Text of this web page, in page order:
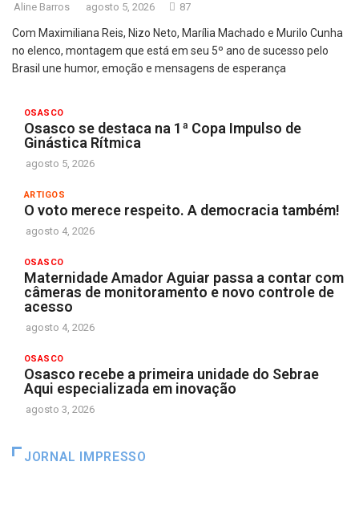
Aline Barros agosto 5, 2026 87
Com Maximiliana Reis, Nizo Neto, Marília Machado e Murilo Cunha
no elenco, montagem que está em seu 5º ano de sucesso pelo
Brasil une humor, emoção e mensagens de esperança
OSASCO
Osasco se destaca na 1ª Copa Impulso de
Ginástica Rítmica
agosto 5, 2026
ARTIGOS
O voto merece respeito. A democracia também!
agosto 4, 2026
OSASCO
Maternidade Amador Aguiar passa a contar com
câmeras de monitoramento e novo controle de
acesso
agosto 4, 2026
OSASCO
Osasco recebe a primeira unidade do Sebrae
Aqui especializada em inovação
agosto 3, 2026
JORNAL IMPRESSO